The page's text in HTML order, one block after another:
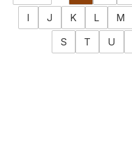
I
J K L M
S
T U